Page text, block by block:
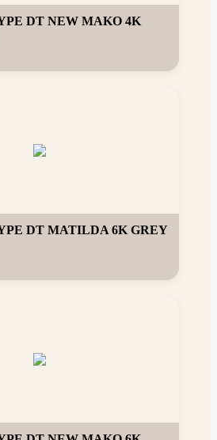
DT NEW MAKO 4K
DT MATILDA 6K GREY